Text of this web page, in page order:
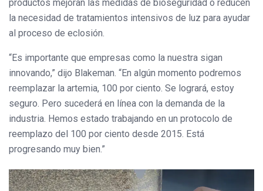
productos mejoran las medidas de bioseguridad o reducen
la necesidad de tratamientos intensivos de luz para ayudar
al proceso de eclosión.
“Es importante que empresas como la nuestra sigan
innovando,” dijo Blakeman. “En algún momento podremos
reemplazar la artemia, 100 por ciento. Se logrará, estoy
seguro. Pero sucederá en línea con la demanda de la
industria. Hemos estado trabajando en un protocolo de
reemplazo del 100 por ciento desde 2015. Está
progresando muy bien.”